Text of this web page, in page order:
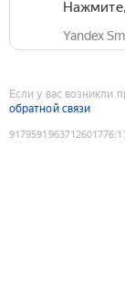
Yandex
Если у вас возникли
обратной связи
9179591963712601776: